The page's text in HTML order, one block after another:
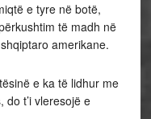
e tyre në botë,
të madh në
amerikane.
e ka të lidhur me
do t’i vleresojë e